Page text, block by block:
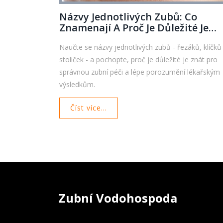
Názvy Jednotlivých Zubů: Co
Znamenají A Proč Je Důležité Je
Naučte se názvy jednotlivých zubů - řezáků, klíčků
stoliček - a pochopte, proč je důležité je znát pro
správnou zubní péči a lépe porozumění lékařským
výsledkům.
Číst více...
Zubní Vodohospoda